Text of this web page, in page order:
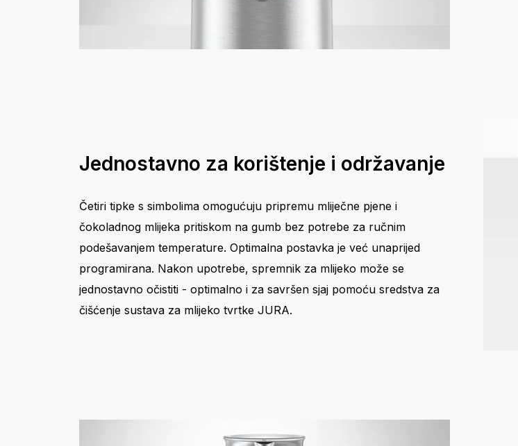
Jednostavno za korištenje i održavanje
Četiri tipke s simbolima omogućuju pripremu mliječne pjene i
čokoladnog mlijeka pritiskom na gumb bez potrebe za ručnim
podešavanjem temperature. Optimalna postavka je već unaprijed
programirana. Nakon upotrebe, spremnik za mlijeko može se
jednostavno očistiti - optimalno i za savršen sjaj pomoću sredstva za
čišćenje sustava za mlijeko tvrtke JURA.